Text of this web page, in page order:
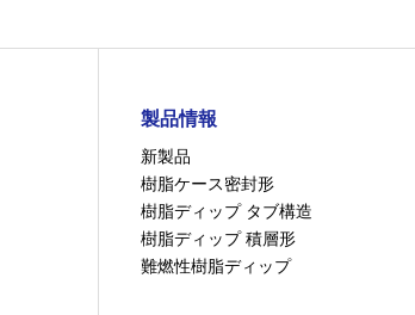
製品情報
新製品
樹脂ケース密封形
樹脂ディップ タブ構造
樹脂ディップ 積層形
難燃性樹脂ディップ